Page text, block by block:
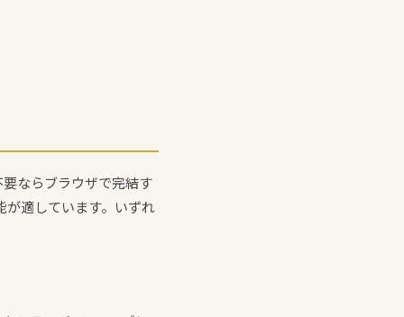
ならブラウザで完結す
適しています。いずれ